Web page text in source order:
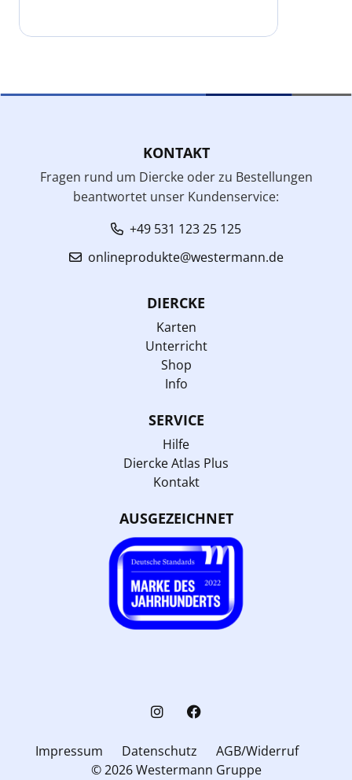
KONTAKT
Fragen rund um Diercke oder zu Bestellungen
beantwortet unser Kundenservice:
+49 531 123 25 125
onlineprodukte@westermann.de
DIERCKE
Karten
Unterricht
Shop
Info
SERVICE
Hilfe
Diercke Atlas Plus
Kontakt
AUSGEZEICHNET
Impressum Datenschutz
AGB/Widerruf
© 2026 Westermann Gruppe